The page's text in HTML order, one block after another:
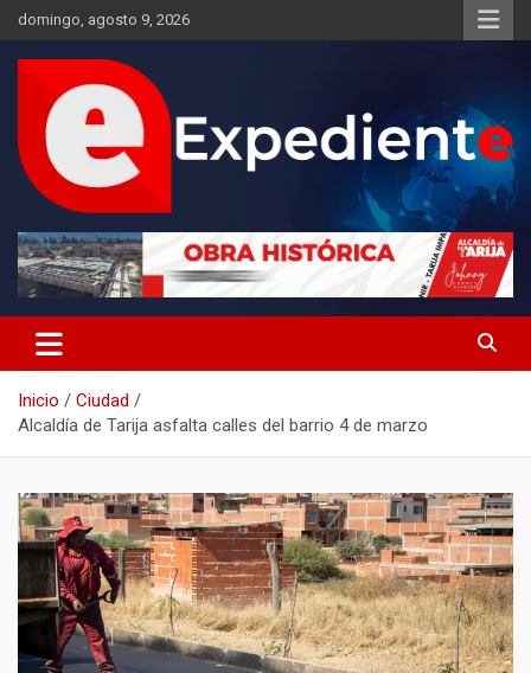
Saltar
al
contenido
domingo, agosto 9, 2026
Expediente
Inicio
Ciudad
Alcaldía de Tarija asfalta calles del barrio 4 de marzo